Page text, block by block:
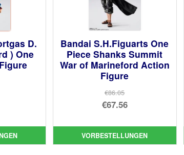
D.
) One
Bandai S.H.Figuarts One
Piece Shanks Summit
War of Marineford Action
Figure
€86.05
Ursprünglicher
war:
€86.05
€67.56
Preis
ist:
VORBESTELLUNGEN